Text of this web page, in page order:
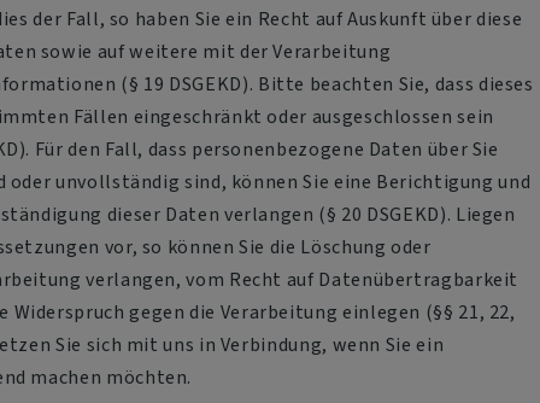
der Fall, so haben Sie ein Recht auf Auskunft über diese
sowie auf weitere mit der Verarbeitung
(§ 19 DSGEKD). Bitte beachten Sie, dass dieses
Fällen eingeschränkt oder ausgeschlossen sein
Für den Fall, dass personenbezogene Daten über Sie
unvollständig sind, können Sie eine Berichtigung und
dieser Daten verlangen (§ 20 DSGEKD). Liegen
vor, so können Sie die Löschung oder
verlangen, vom Recht auf Datenübertragbarkeit
Widerspruch gegen die Verarbeitung einlegen (§§ 21, 22,
Sie sich mit uns in Verbindung, wenn Sie ein
machen möchten.